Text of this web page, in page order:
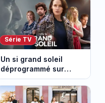
Série TV
Un si grand soleil
déprogrammé sur
France 3 : cinq
épisodes inédits
diffusés le 13 août